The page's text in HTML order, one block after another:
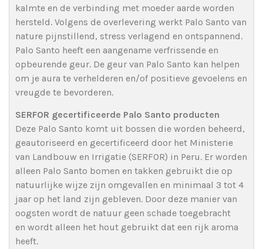
kalmte en de verbinding met moeder aarde worden
hersteld. Volgens de overlevering werkt Palo Santo van
nature pijnstillend, stress verlagend en ontspannend.
Palo Santo heeft een aangename verfrissende en
opbeurende geur. De geur van Palo Santo kan helpen
om je aura te verhelderen en/of positieve gevoelens en
vreugde te bevorderen.
SERFOR gecertificeerde Palo Santo producten
Deze Palo Santo komt uit bossen die worden beheerd,
geautoriseerd en gecertificeerd door het Ministerie
van Landbouw en Irrigatie (SERFOR) in Peru. Er worden
alleen Palo Santo bomen en takken gebruikt die op
natuurlijke wijze zijn omgevallen en minimaal 3 tot 4
jaar op het land zijn gebleven. Door deze manier van
oogsten wordt de natuur geen schade toegebracht
en wordt alleen het hout gebruikt dat een rijk aroma
heeft.